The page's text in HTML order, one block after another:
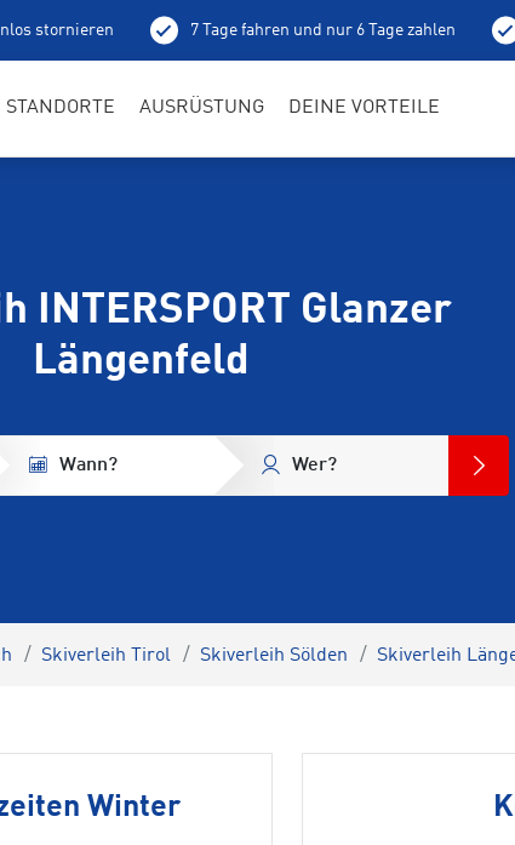
stornieren 7 Tage fahren und nur 6 Tage zahlen
STANDORTE AUSRÜSTUNG DEINE VORTEILE
INTERSPORT Glanzer
Längenfeld
Wann? Wer?
Skiverleih Tirol Skiverleih Sölden Skiverleih
Winter